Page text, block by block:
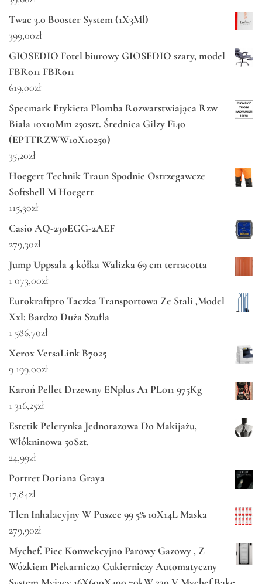
Twac 3.0 Booster System (1X3Ml)
399,00zł
GIOSEDIO Fotel biurowy GIOSEDIO szary, model
FBR011 FBR011
619,00zł
Specmark Etykieta Plomba Rozwarstwiająca Rzw
Biała 10x10Mm 250szt. Średnica Gilzy Fi40
(EPTTRZWW10X10250)
35,20zł
Hoegert Technik Traun Spodnie Ostrzegawcze
Softshell M Hoegert
115,30zł
Casio AQ-230EGG-2AEF
279,30zł
Jump Uppsala 4 kółka Walizka 69 cm terracotta
1 073,00zł
Eurokraftpro Taczka Transportowa Ze Stali ,Model
Xxl: Bardzo Duża Szufla
1 586,70zł
Xerox VersaLink B7025
9 199,00zł
Karoń Pellet Drzewny ENplus A1 PL011 975Kg
1 316,25zł
Estetik Pelerynka Jednorazowa Do Makijażu,
Włókninowa 50Szt.
24,99zł
Portret Doriana Graya
17,84zł
Tlen Inhalacyjny W Puszce 99 5% 10X14L Maska
279,90zł
Mychef. Piec Konwekcyjno Parowy Gazowy , Z
Wózkiem Piekarniczo Cukierniczy Automatyczny